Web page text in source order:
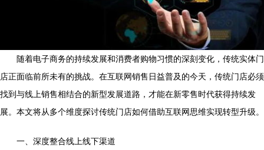
随着电子商务的持续发展和消费者购物习惯的深刻变化，传统实体门
店正面临前所未有的挑战。在互联网销售日益普及的今天，传统门店必须
找到与线上销售相结合的新型发展道路，才能在新零售时代获得持续发
展。本文将从多个维度探讨传统门店如何借助互联网思维实现转型升级。
一、深度整合线上线下渠道